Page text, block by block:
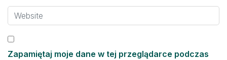
Zapamiętaj moje dane w tej przeglądarce podczas